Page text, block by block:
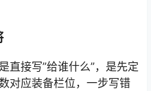
直接写”给谁什么”，是先定
对应装备栏位，一步写错